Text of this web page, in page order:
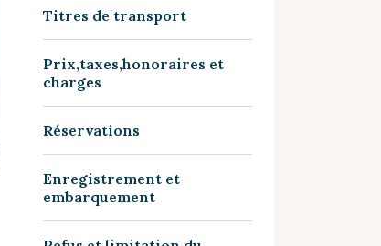
Titres de transport
Prix,taxes,honoraires et
charges
Réservations
Enregistrement et
embarquement